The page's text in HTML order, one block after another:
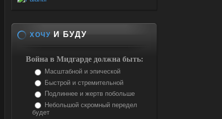
ХОЧУ И БУДУ
Война в Мидгарде должна быть:
Масштабной и эпической
Быстрой и стремительной
Подлиннее и жертв побольше
Небольшой скромный передел
будет